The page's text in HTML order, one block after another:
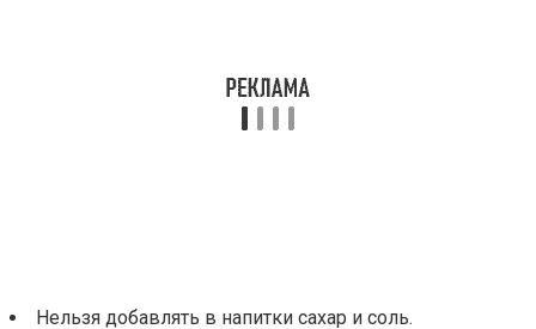
Нельзя добавлять в напитки сахар и соль.